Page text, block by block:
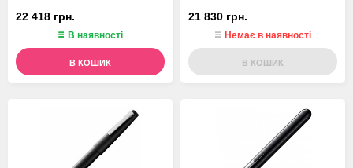
22 418 грн.
В наявності
В КОШИК
21 830 грн.
Немає в наявності
В КОШИК